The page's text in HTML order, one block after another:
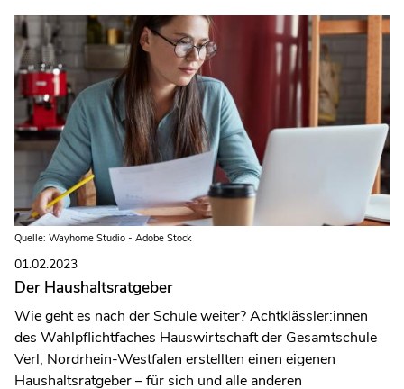
Quelle: Wayhome Studio - Adobe Stock
01.02.2023
Der Haushaltsratgeber
Wie geht es nach der Schule weiter? Achtklässler:innen
des Wahlpflichtfaches Hauswirtschaft der Gesamtschule
Verl, Nordrhein-Westfalen erstellten einen eigenen
Haushaltsratgeber – für sich und alle anderen